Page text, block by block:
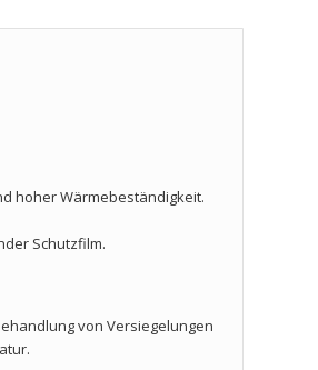
hoher Wärmebeständigkeit.
Schutzfilm.
von Versiegelungen